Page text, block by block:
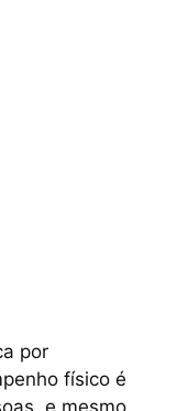
por
físico é